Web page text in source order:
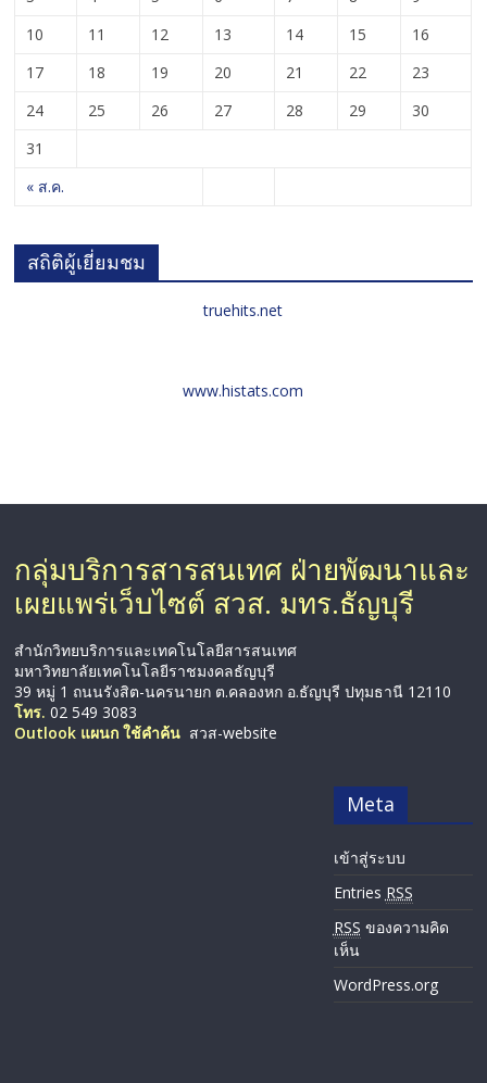
« ส.ค.
10
11 12 13 14 15
16
17
18 19 20 21 22
23
24
25 26 27 28 29
30
31
สถิติผู้เยี่ยมชม
truehits.net
www.histats.com
กลุ่มบริการสารสนเทศ ฝ่ายพัฒนาและ
เผยแพร่เว็บไซต์ สวส. มทร.ธัญบุรี
สำนักวิทยบริการและเทคโนโลยีสารสนเทศ
มหาวิทยาลัยเทคโนโลยีราชมงคลธัญบุรี
39 หมู่ 1 ถนนรังสิต-นครนายก ต.คลองหก อ.ธัญบุรี ปทุมธานี 12110
โทร. 02 549 3083
Outlook แผนก ใช้คำค้น สวส-website
Meta
เข้าสู่ระบบ
Entries RSS
RSS ของความคิด
เห็น
WordPress.org